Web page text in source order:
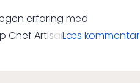
erfaring med
rummelig og kan
det hele er, at den er
Læs kommentar